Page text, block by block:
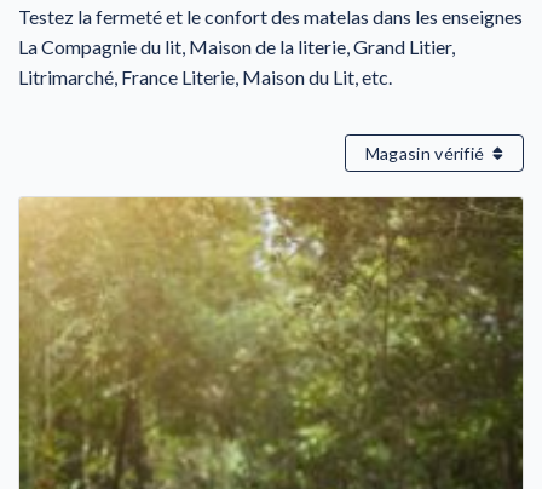
Testez la fermeté et le confort des matelas dans les enseignes
La Compagnie du lit, Maison de la literie, Grand Litier,
Litrimarché, France Literie, Maison du Lit, etc.
Magasin vérifié